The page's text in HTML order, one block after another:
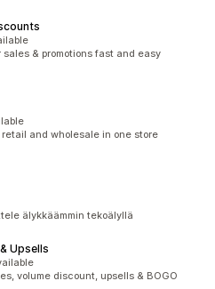
& promotions fast and easy
and wholesale in one store
älykkäämmin tekoälyllä
Upsells
volume discount, upsells & BOGO